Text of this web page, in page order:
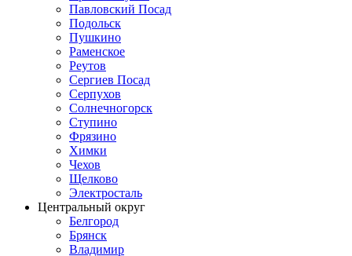
Павловский Посад
Подольск
Пушкино
Раменское
Реутов
Сергиев Посад
Серпухов
Солнечногорск
Ступино
Фрязино
Химки
Чехов
Щелково
Электросталь
Центральный округ
Белгород
Брянск
Владимир